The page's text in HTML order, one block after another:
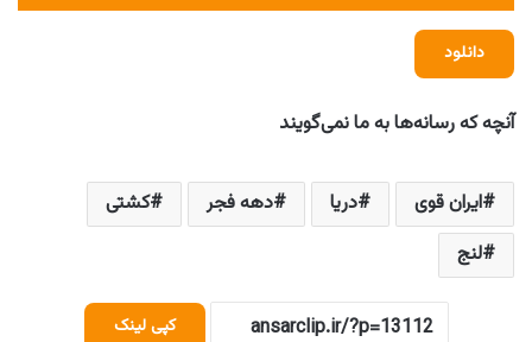
دانلود
آنچه که رسانه‌ها به ما نمی‌گویند
ایران قوی دریا دهه فجر
کشتی
لنج
کپی لینک